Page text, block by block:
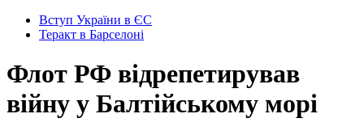
Вступ України в ЄС
Теракт в Барселоні
Флот РФ відрепетирував
війну у ​​Балтійському морі